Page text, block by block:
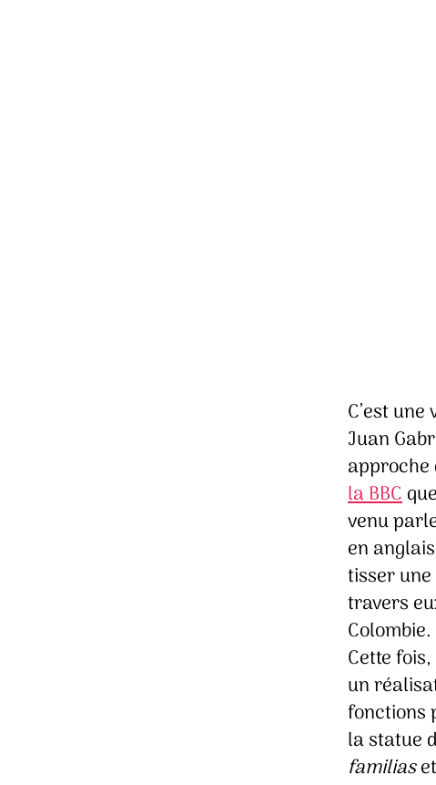
C’est
Juan
approche
la BBC
venu
en
tisser
travers
Cette
un
fonctions
la statue
familias